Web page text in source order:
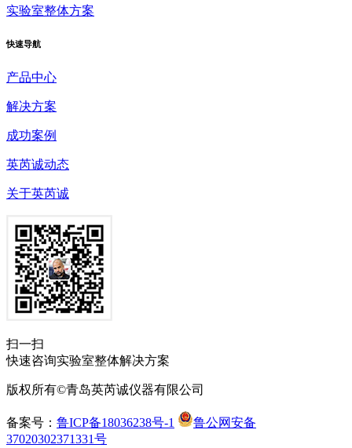
实验室整体方案
快速导航
产品中心
解决方案
成功案例
英芮诚动态
关于英芮诚
扫一扫
快速咨询实验室整体解决方案
版权所有©青岛英芮诚仪器有限公司
备案号： 鲁ICP备18036238号-1
鲁公网安备
37020302371331号